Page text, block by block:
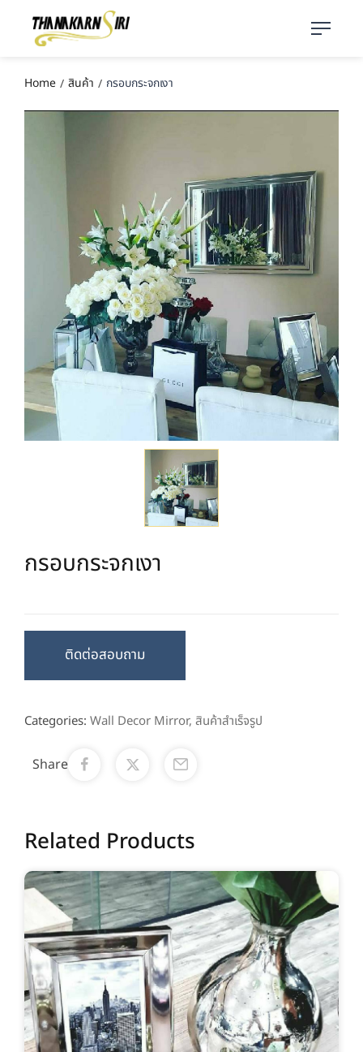
Home / สินค้า / กรอบกระจกเงา
กรอบกระจกเงา
ติดต่อสอบถาม
Categories: Wall Decor Mirror,สินค้าสำเร็จรูป
Share
Related Products